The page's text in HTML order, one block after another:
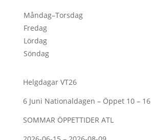
Måndag–Torsdag
Fredag
Lördag
Söndag
Helgdagar VT26
6 Juni Nationaldagen – Öppet 10 – 16
SOMMAR ÖPPETTIDER ATL